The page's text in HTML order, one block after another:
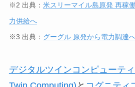
※2 出典： 米スリーマイル島原発 再稼
力供給へ
※3 出典： グーグル 原発から電力調達
デジタルツインコンピューテ